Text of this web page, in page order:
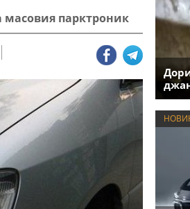
масовия парктроник